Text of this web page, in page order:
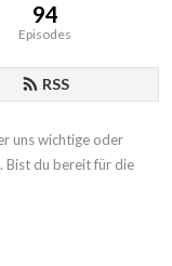
94
Episodes
RSS
uns wichtige oder
Bist du bereit für die